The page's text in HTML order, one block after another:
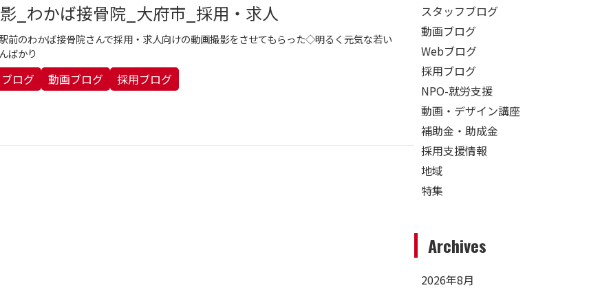
スタッフブログ
動画ブログ
Webブログ
採用ブログ
NPO-就労支援
動画・デザイン講座
補助金・助成金
採用支援情報
地域
特集
Archives
2026年8月
_わかば接骨院_大府市_採用・求人
前のわかば接骨院さんで採用・求人向けの動画撮影をさせてもらった◇明るく元気な若い
ばかり
ログ 動画ブログ 採用ブログ